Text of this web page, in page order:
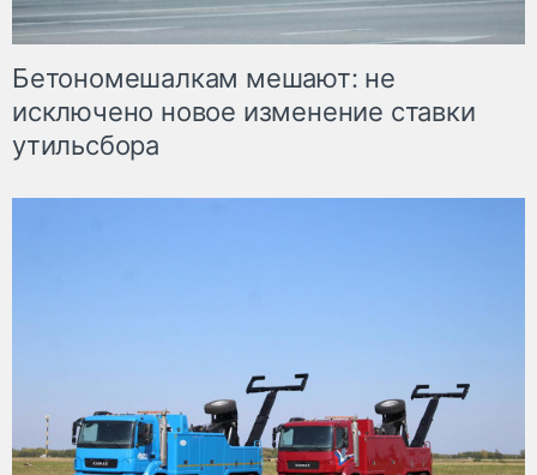
Бетономешалкам мешают: не
исключено новое изменение ставки
утильсбора